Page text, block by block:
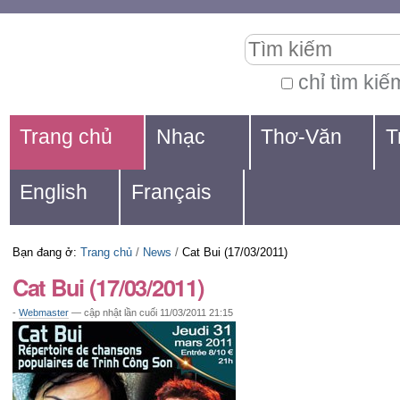
dung.
Chuyển
đến
mục
định
hướng
cá
nhân
chỉ tìm
kiếm
cao...
Navigation
Trang chủ Nhạc Thơ-Văn
English Français
Bạn đang ở: Trang chủ / News / Cat Bui (17/03/2011)
Cat Bui (17/03/2011)
- Webmaster — cập nhật lần cuối 11/03/2011 21:15